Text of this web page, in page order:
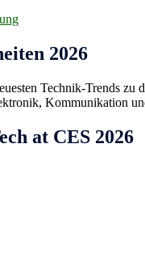
für
unterwegs
2026
Technik-Trends zu
Kommunikation
at CES 2026